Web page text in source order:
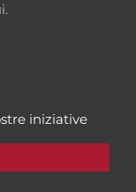
iniziative